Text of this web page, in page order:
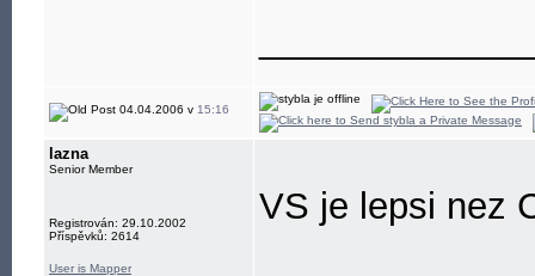
04.04.2006 v 15:16
lazna
Senior Member
Registrován: 29.10.2002
Příspěvků: 2614
User is Mapper
VS je lepsi nez